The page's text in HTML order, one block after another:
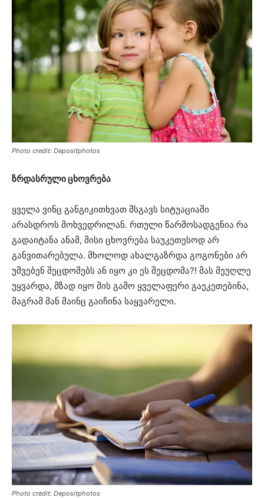
Photo credit: Depositphotos
ზრდასრული ცხოვრება
ყველა ვინც განგიკითხვათ მსგავს სიტუაციაში
არასდროს მოხვედრილან. რთული წარმოსადგენია რა
გადაიტანა ანამ, მისი ცხოვრება საუკეთესოდ არ
განვითარებულა. მხოლოდ ახალგაზრდა გოგონები არ
უშვებენ შეცდომებს ან იყო კი ეს შეცდომა?! მას მეუღლე
უყვარდა, მზად იყო მის გამო ყველაფერი გაეკეთებინა,
მაგრამ მან მაინც გაიჩინა საყვარელი.
Photo credit: Depositphotos